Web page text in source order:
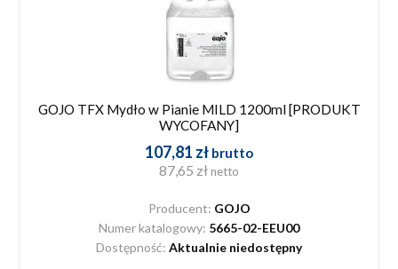
GOJO TFX Mydło w Pianie MILD 1200ml [PRODUKT
WYCOFANY]
107,81 zł brutto
87,65 zł netto
Producent: GOJO
Numer katalogowy: 5665-02-EEU00
Dostępność: Aktualnie niedostępny